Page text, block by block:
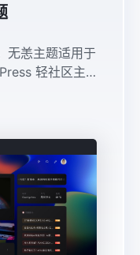
无恙主题适用于
轻社区主
容、文章内容引